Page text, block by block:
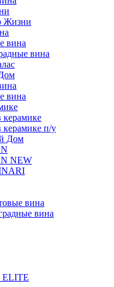
Жизни
вина
вина
вина
п/у
Дом
NEW
вина
вина
ELITE